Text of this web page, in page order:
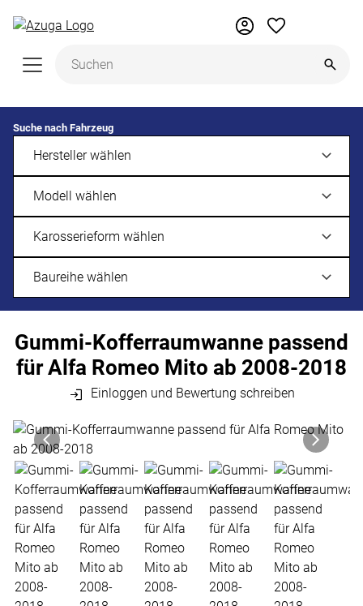
Suche nach Fahrzeug
Gummi-Kofferraumwanne passend
für Alfa Romeo Mito ab 2008-2018
Einloggen und Bewertung schreiben
Produktgalerie
Zur Kaufbox springen